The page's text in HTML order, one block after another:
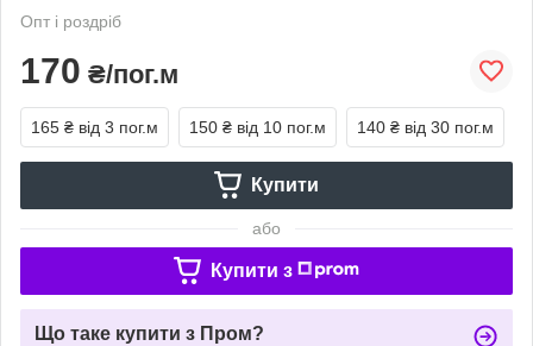
Опт і роздріб
170 ₴/пог.м
165 ₴ від 3 пог.м 150 ₴ від 10 пог.м 140 ₴ від 30 пог.м
Купити
або
Купити з
Що таке купити з Пром?